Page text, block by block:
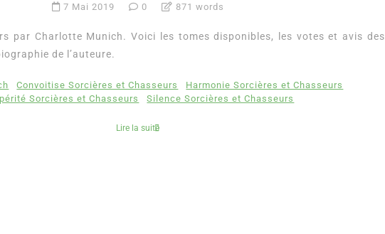
7 Mai 2019 0 871 words
par Charlotte Munich. Voici les tomes disponibles, les votes et avis des
de l’auteure.
Convoitise Sorcières et Chasseurs
Harmonie Sorcières et Chasseurs
Sorcières et Chasseurs
Silence Sorcières et Chasseurs
Lire la suite
– l’actualité : été
0 3 052 words
romance
8 Juil 2026 0 4 779 words